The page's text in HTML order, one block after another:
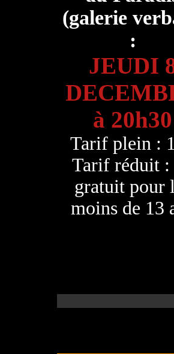
(galerie
:
JEUDI
à 20h30
Tarif plein :
Tarif réduit :
gratuit pour
moins de 13